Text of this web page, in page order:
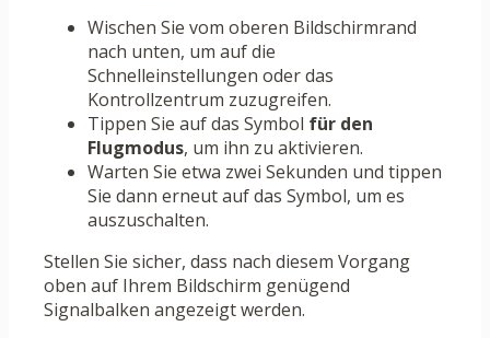
Wischen Sie vom oberen Bildschirmrand
nach unten, um auf die
Schnelleinstellungen oder das
Kontrollzentrum zuzugreifen.
Tippen Sie auf das Symbol für den
Flugmodus, um ihn zu aktivieren.
Warten Sie etwa zwei Sekunden und tippen
Sie dann erneut auf das Symbol, um es
auszuschalten.
Stellen Sie sicher, dass nach diesem Vorgang
oben auf Ihrem Bildschirm genügend
Signalbalken angezeigt werden.